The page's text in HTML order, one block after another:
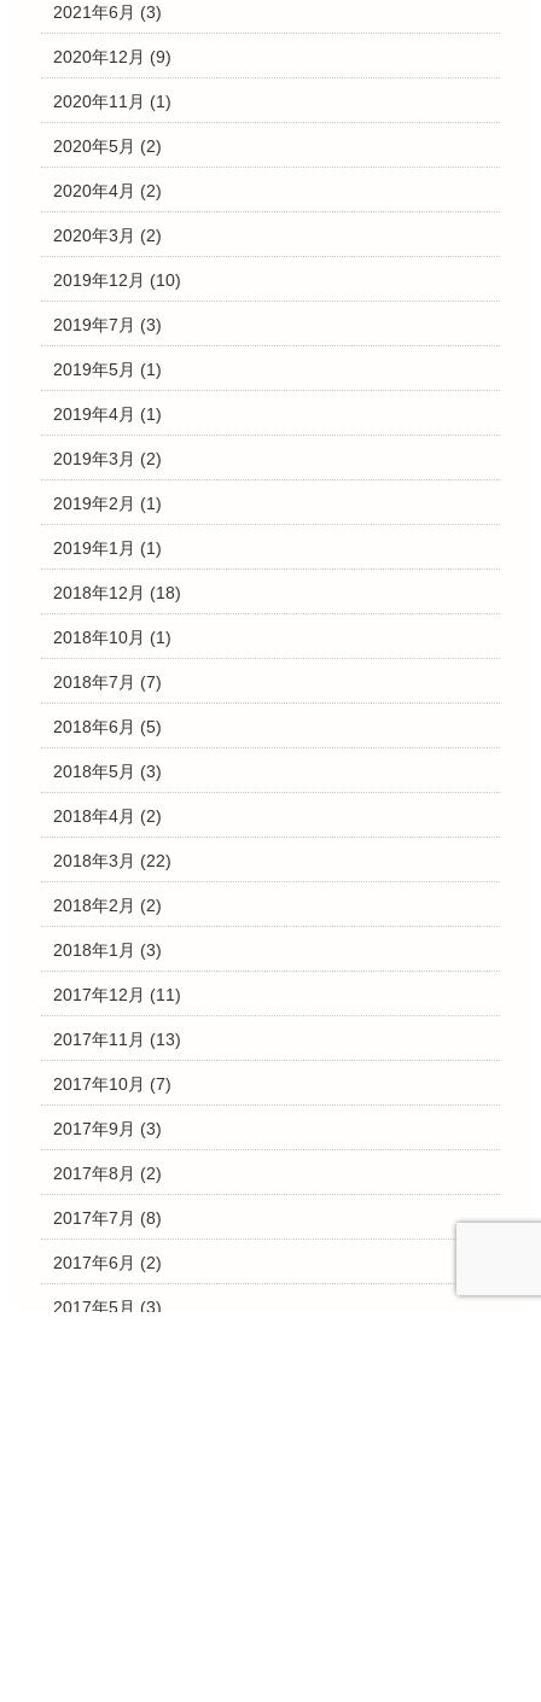
2021年6月 (3)
2020年12月 (9)
2020年11月 (1)
2020年5月 (2)
2020年4月 (2)
2020年3月 (2)
2019年12月 (10)
2019年7月 (3)
2019年5月 (1)
2019年4月 (1)
2019年3月 (2)
2019年2月 (1)
2019年1月 (1)
2018年12月 (18)
2018年10月 (1)
2018年7月 (7)
2018年6月 (5)
2018年5月 (3)
2018年4月 (2)
2018年3月 (22)
2018年2月 (2)
2018年1月 (3)
2017年12月 (11)
2017年11月 (13)
2017年10月 (7)
2017年9月 (3)
2017年8月 (2)
2017年7月 (8)
2017年6月 (2)
2017年5月 (3)